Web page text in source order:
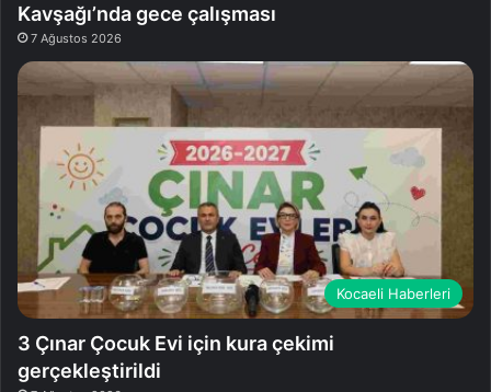
Kavşağı’nda gece çalışması
7 Ağustos 2026
Kocaeli Haberleri
3 Çınar Çocuk Evi için kura çekimi
gerçekleştirildi